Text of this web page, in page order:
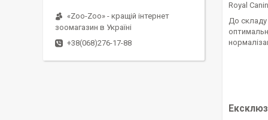
Royal
До складу
«Zoo-Zoo» - кращій інтернет
зоомагазин в Україні
+38(068)276-17-88